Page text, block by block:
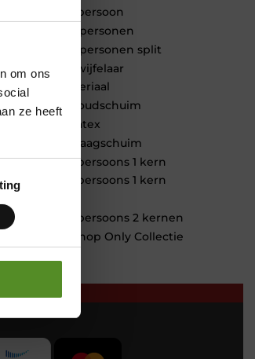
om ons
ze heeft
1 persoon
2 personen
2 personen split
Twijfelaar
Materiaal
Koudschuim
Latex
Traagschuim
Tweepersoons 1 kern
Tweepersoons 1 kern
Tweepersoons 2 kernen
Webshop Only Collectie